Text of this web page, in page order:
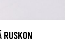
RUSKON